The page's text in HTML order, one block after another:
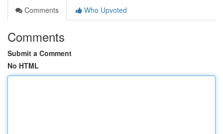
Comments
Who Upvoted
Comments
Submit a Comment
No HTML